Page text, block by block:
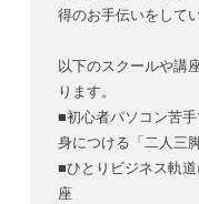
得のお手伝いをしてい
以下のスクールや講
ります。
■初心者パソコン苦
身につける「二人三
■ひとりビジネス軌
座